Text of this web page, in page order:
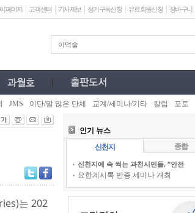
페이지 고객센터 기사제보 정기구독신청 유료회원신청 장바구니
JMS 이단/말 많은 단체 교계/세미나/기타 칼럼 포토
는 202
인기 뉴스
신천지
종합
신천지에 속 썩는 과천시민들, “안전
요한계시록 반증 세미나 개최